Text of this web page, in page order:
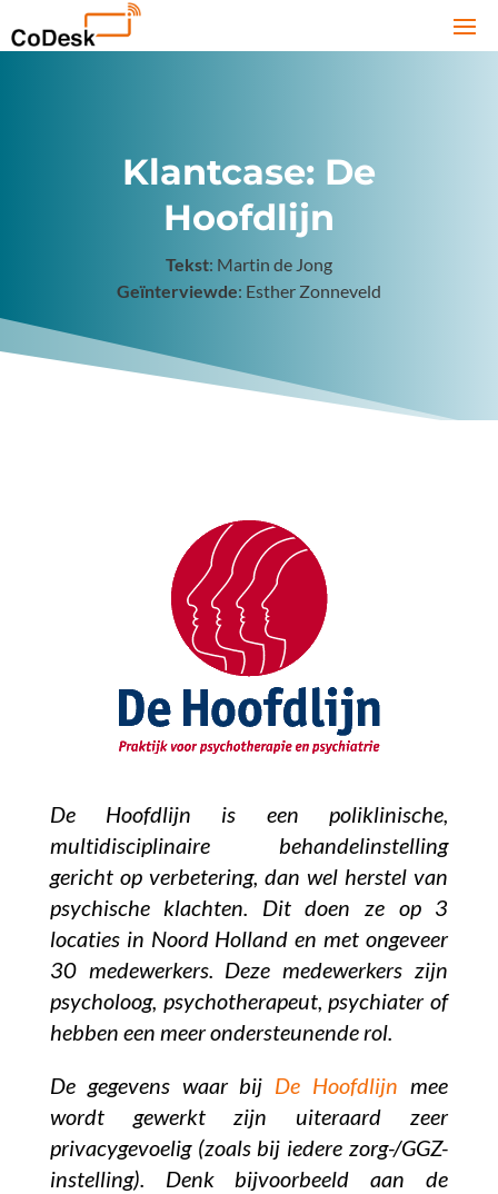
Klantcase: De
Hoofdlijn
Tekst: Martin de Jong
Geïnterviewde: Esther Zonneveld
De Hoofdlijn is een poliklinische,
multidisciplinaire behandelinstelling
gericht op verbetering, dan wel herstel van
psychische klachten. Dit doen ze op 3
locaties in Noord Holland en met ongeveer
30 medewerkers. Deze medewerkers zijn
psycholoog, psychotherapeut, psychiater of
hebben een meer ondersteunende rol.
De gegevens waar bij De Hoofdlijn mee
wordt gewerkt zijn uiteraard zeer
privacygevoelig (zoals bij iedere zorg-/GGZ-
instelling). Denk bijvoorbeeld aan de